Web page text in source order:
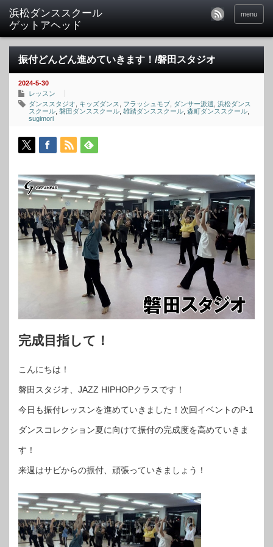
menu
振付どんどん進めていきます！/磐田スタジオ
2024-5-30
レッスン
ダンススタジオ
キッズダンス フラッシュモブ ダンサー派遣 浜松ダンス
スクール 磐田ダンススクール 雄踏ダンススクール 森町ダンススクール
sugimori
完成目指して！
こんにちは！
磐田スタジオ、JAZZ HIPHOPクラスです！
今日も振付レッスンを進めていきました！次回イベントのP-1
ダンスコレクション夏に向けて振付の完成度を高めていきま
す！
来週はサビからの振付、頑張っていきましょう！